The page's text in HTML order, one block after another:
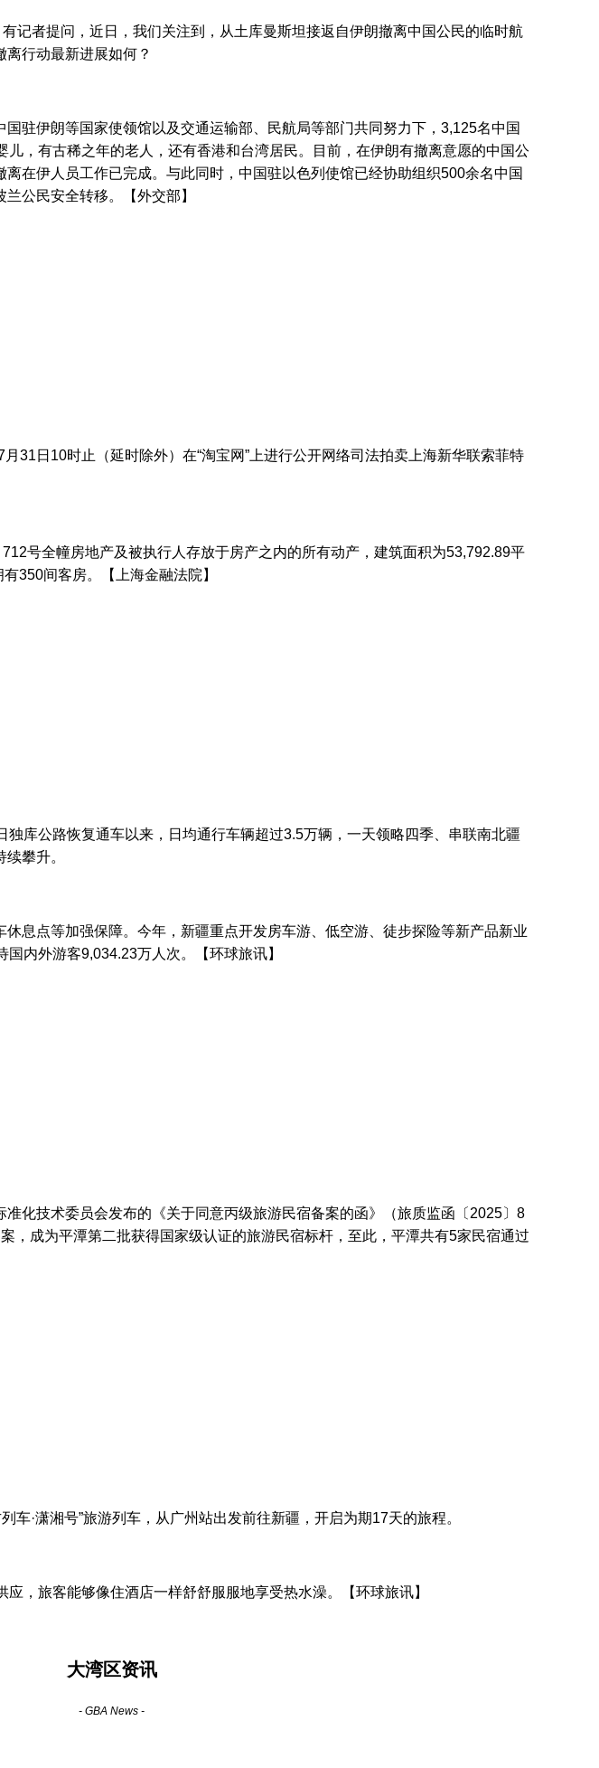
记者提问，近日，我们关注到，从土库曼斯坦接返自伊朗撤离中国公民的临时航
行动最新进展如何？
驻伊朗等国家使领馆以及交通运输部、民航局等部门共同努力下，3,125名中国
，有古稀之年的老人，还有香港和台湾居民。目前，在伊朗有撤离意愿的中国公
在伊人员工作已完成。与此同时，中国驻以色列使馆已经协助组织500余名中国
公民安全转移。【外交部】
31日10时止（延时除外）在“淘宝网”上进行公开网络司法拍卖上海新华联索菲特
号全幢房地产及被执行人存放于房产之内的所有动产，建筑面积为53,792.89平
350间客房。【上海金融法院】
库公路恢复通车以来，日均通行车辆超过3.5万辆，一天领略四季、串联南北疆
攀升。
息点等加强保障。今年，新疆重点开发房车游、低空游、徒步探险等新产品新业
内外游客9,034.23万人次。【环球旅讯】
化技术委员会发布的《关于同意丙级旅游民宿备案的函》（旅质监函〔2025〕8
，成为平潭第二批获得国家级认证的旅游民宿标杆，至此，平潭共有5家民宿通过
车·潇湘号”旅游列车，从广州站出发前往新疆，开启为期17天的旅程。
，旅客能够像住酒店一样舒舒服服地享受热水澡。【环球旅讯】
大湾区资讯
- GBA News -